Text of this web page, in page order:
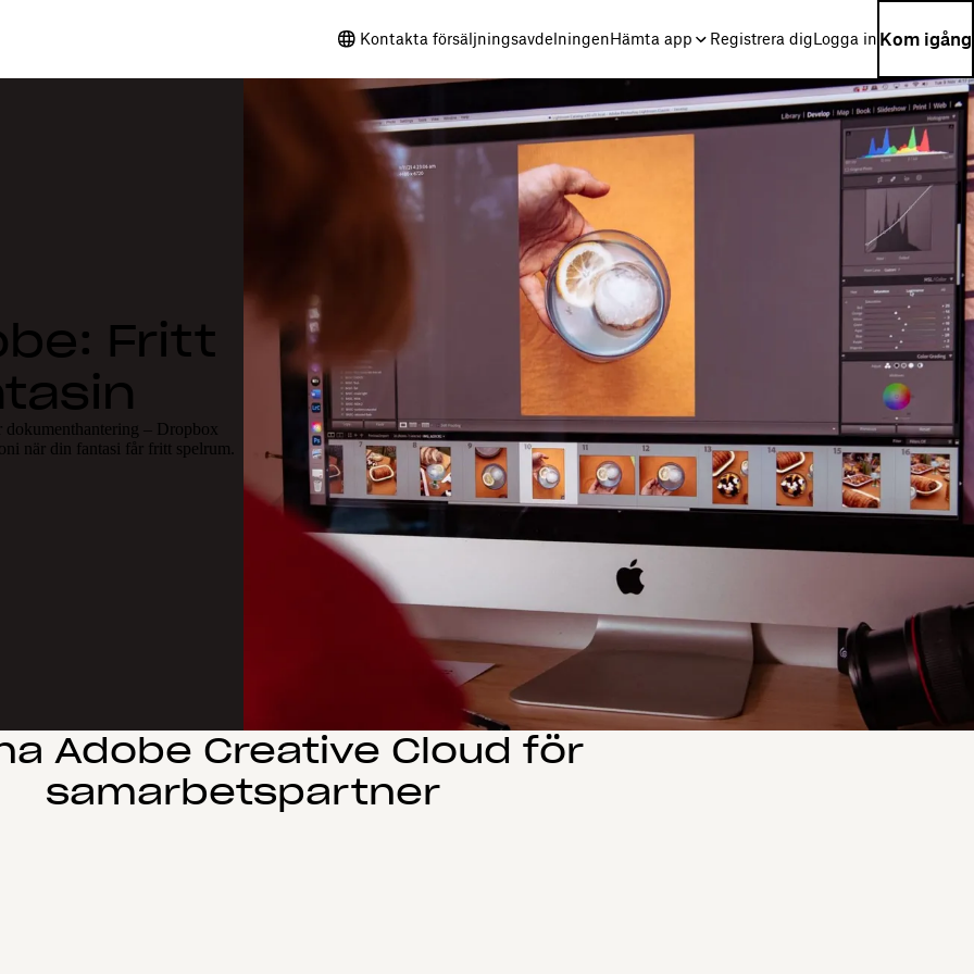
Kontakta försäljningsavdelningenHämta app Registrera digLogga in Kom igång
Fritt
– Dropbox
när din fantasi får fritt spelrum.
Adobe Creative Cloud för
samarbetspartner